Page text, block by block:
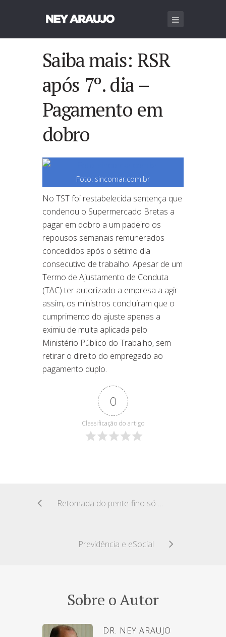
Saiba mais: RSR
após 7º. dia –
Pagamento em
dobro
Foto: sincomar.com.br
No TST foi restabelecida sentença que
condenou o Supermercado Bretas a
pagar em dobro a um padeiro os
repousos semanais remunerados
concedidos após o sétimo dia
consecutivo de trabalho. Apesar de um
Termo de Ajustamento de Conduta
(TAC) ter autorizado a empresa a agir
assim, os ministros concluíram que o
cumprimento do ajuste apenas a
eximiu de multa aplicada pelo
Ministério Público do Trabalho, sem
retirar o direito do empregado ao
pagamento duplo.
0
Classificação do artigo
Retomada do pente-fino só em 2017
Previdência e eSocial
Sobre o Autor
DR. NEY ARAUJO